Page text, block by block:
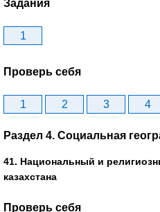
Задания
1
Проверь себя
1 2 3 4
Раздел 4. Социальная
41. Национальный и
казахстана
Проверь себя